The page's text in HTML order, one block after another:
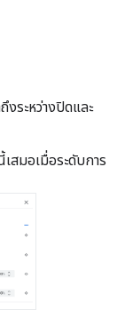
งระหว่างปิดและ
สมอเมื่อระดับการ